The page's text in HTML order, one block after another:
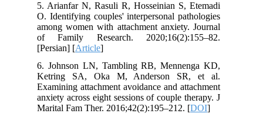
5. Arianfar N, Rasuli R, Hosseinian S, Etemadi
O. Identifying couples' interpersonal pathologies
among women with attachment anxiety. Journal
of Family Research. 2020;16(2):155–82.
[Persian] [Article
6. Johnson LN, Tambling RB, Mennenga KD,
Ketring SA, Oka M, Anderson SR, et al.
Examining attachment avoidance and attachment
anxiety across eight sessions of couple therapy. J
Marital Fam Ther. 2016;42(2):195–212. [DOI